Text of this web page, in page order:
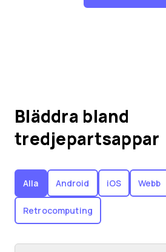
Bläddra bland
tredjepartsappar
Alla Android iOS Webb
Retrocomputing